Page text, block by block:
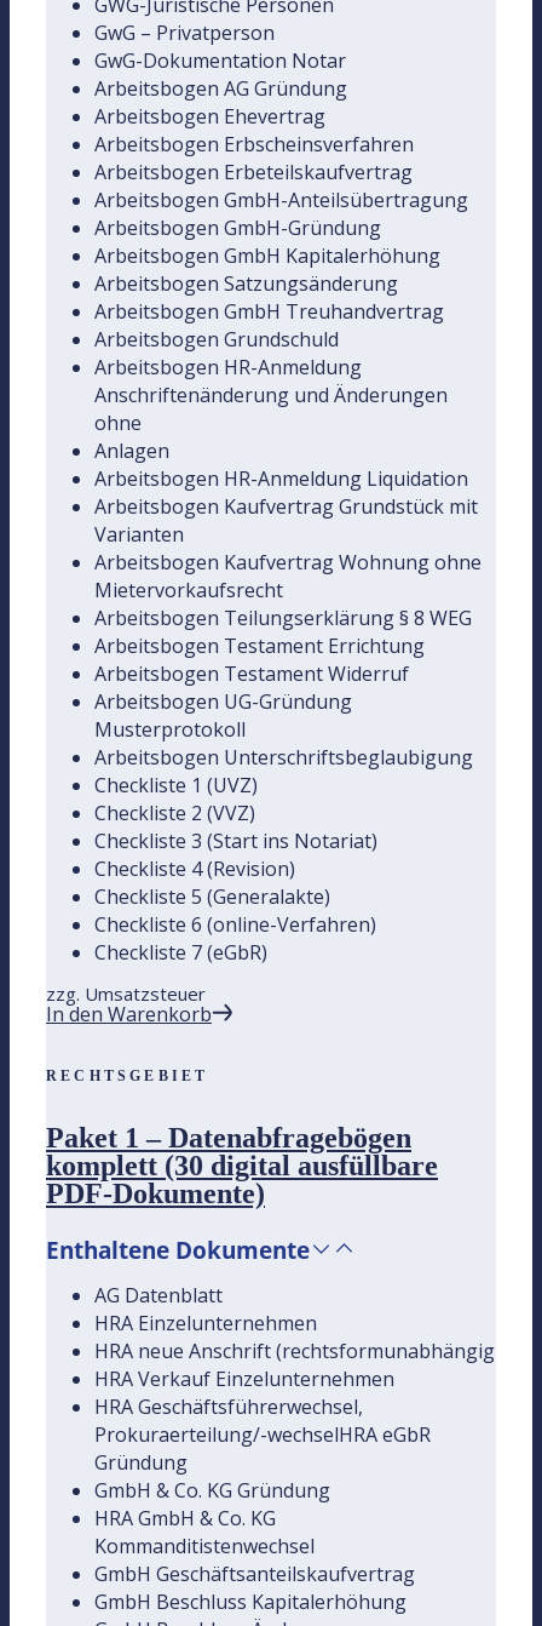
GwG – Privatperson
GwG-Dokumentation Notar
Arbeitsbogen AG Gründung
Arbeitsbogen Ehevertrag
Arbeitsbogen Erbscheinsverfahren
Arbeitsbogen Erbeteilskaufvertrag
Arbeitsbogen GmbH-Anteilsübertragung
Arbeitsbogen GmbH-Gründung
Arbeitsbogen GmbH Kapitalerhöhung
Arbeitsbogen Satzungsänderung
Arbeitsbogen GmbH Treuhandvertrag
Arbeitsbogen Grundschuld
Arbeitsbogen HR-Anmeldung
Anschriftenänderung und Änderungen
ohne
Anlagen
Arbeitsbogen HR-Anmeldung Liquidation
Arbeitsbogen Kaufvertrag Grundstück mit
Varianten
Arbeitsbogen Kaufvertrag Wohnung ohne
Mietervorkaufsrecht
Arbeitsbogen Teilungserklärung § 8 WEG
Arbeitsbogen Testament Errichtung
Arbeitsbogen Testament Widerruf
Arbeitsbogen UG-Gründung
Musterprotokoll
Arbeitsbogen Unterschriftsbeglaubigung
Checkliste 1 (UVZ)
Checkliste 2 (VVZ)
Checkliste 3 (Start ins Notariat)
Checkliste 4 (Revision)
Checkliste 5 (Generalakte)
Checkliste 6 (online-Verfahren)
Checkliste 7 (eGbR)
zzg. Umsatzsteuer
In den Warenkorb
RECHTSGEBIET
Paket 1 – Datenabfragebögen
komplett (30 digital ausfüllbare
PDF-Dokumente)
Enthaltene Dokumente
AG Datenblatt
HRA Einzelunternehmen
HRA neue Anschrift (rechtsformunabhängig
HRA Verkauf Einzelunternehmen
HRA Geschäftsführerwechsel,
Prokuraerteilung/-wechselHRA eGbR
Gründung
GmbH & Co. KG Gründung
HRA GmbH & Co. KG
Kommanditistenwechsel
GmbH Geschäftsanteilskaufvertrag
GmbH Beschluss Kapitalerhöhung